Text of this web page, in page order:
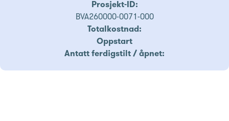
Prosjekt-ID:
BVA260000-0071-000
Totalkostnad:
Oppstart
Antatt ferdigstilt / åpnet: